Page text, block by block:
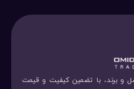
و برند، با تضمین کیفیت و قیمت